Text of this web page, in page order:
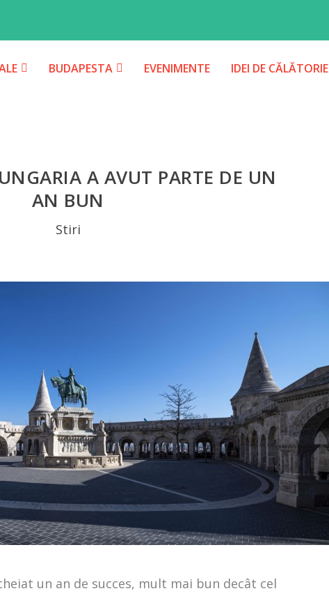
BUDAPESTA EVENIMENTE IDEI DE CĂLĂTORIE
A AVUT PARTE DE UN
AN BUN
Stiri
un an de succes, mult mai bun decât cel